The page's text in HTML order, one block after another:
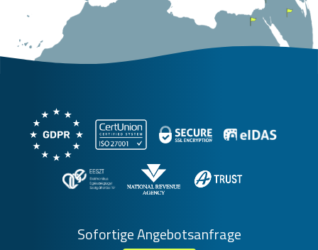
Sofortige Angebotsanfrage